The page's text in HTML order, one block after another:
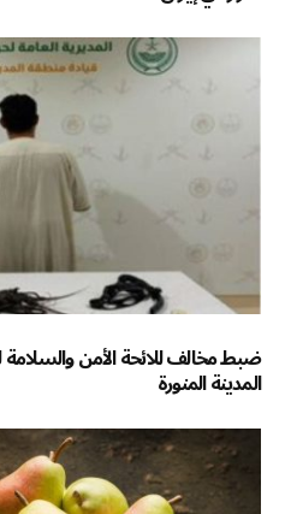
ضبط مخالف للائحة الأمن والسلامة
المدينة المنورة